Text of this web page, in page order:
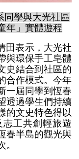
學與大光社區
年」實體遊程
表示，大光社
與環保手工皂體
史結合到社區的
合作模式。今年
一屆同學到恆春
透過學生們持續
的文史特色得以
工共創輕旅遊
春半島的觀光與